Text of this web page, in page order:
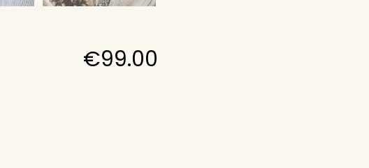
€99.00